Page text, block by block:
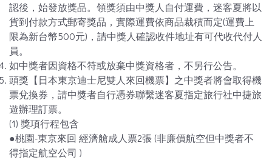
認後，始發放獎品。領獎須由中獎人自付運費，迷客夏將以
貨到付款方式郵寄獎品，實際運費依商品裁積而定(運費上
限為新台幣500元)，請中獎人確認收件地址有可代收代付人
員。
如中獎者因資格不符或放棄中獎資格者，不另行公告。
頭獎【日本東京迪士尼雙人來回機票】之中獎者將會取得機
票兌換券，請中獎者自行憑券聯繫迷客夏指定旅行社中捷旅
遊辦理訂票。
(1) 獎項行程包含
●桃園-東京來回 經濟艙成人票2張 (非廉價航空但中獎者不
得指定航空公司 )